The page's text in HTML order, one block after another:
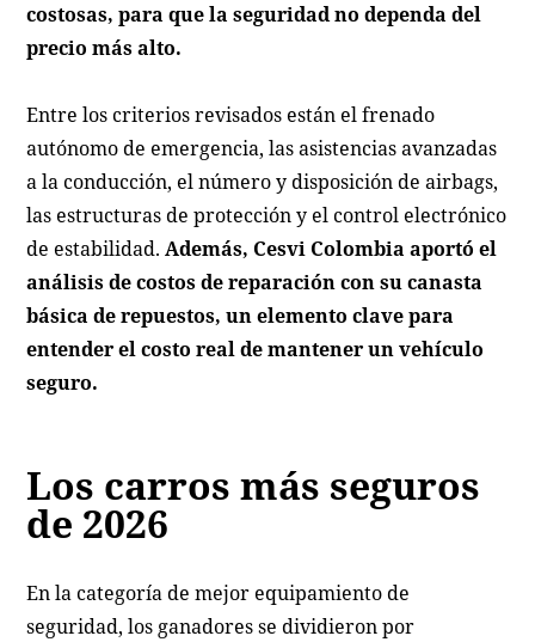
costosas, para que la seguridad no dependa del
precio más alto.
Entre los criterios revisados están el frenado
autónomo de emergencia, las asistencias avanzadas
a la conducción, el número y disposición de airbags,
las estructuras de protección y el control electrónico
de estabilidad.Además, Cesvi Colombia aportó el
análisis de costos de reparación con su canasta
básica de repuestos, un elemento clave para
entender el costo real de mantener un vehículo
seguro.
Los carros más seguros
de 2026
En la categoría de mejor equipamiento de
seguridad, los ganadores se dividieron por